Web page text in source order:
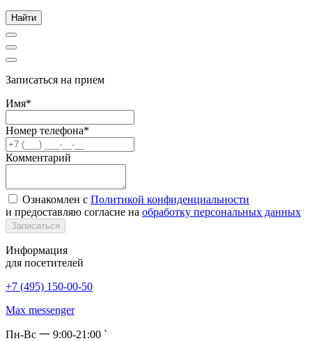
Найти
Записаться на прием
Имя*
Номер телефона*
Комментарий
Ознакомлен с Политикой конфиденциальности
и предоставляю согласие на обработку персональных данных
Записаться
Информация
для посетителей
+7 (495) 150-00-50
Max messenger
Пн-Вс 一 9:00-21:00 `